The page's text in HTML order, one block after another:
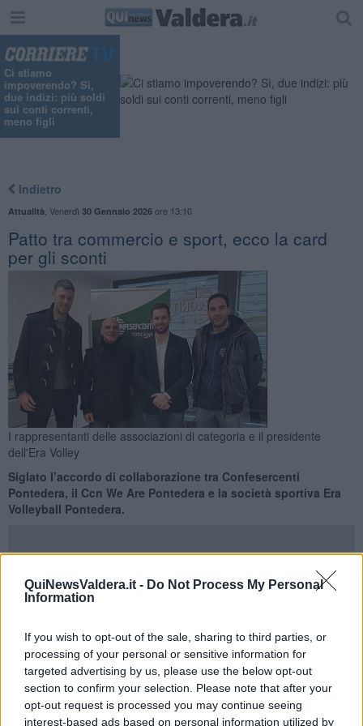
QuiNewsValdera.it - Do Not Process My Personal
Information
If you wish to opt-out of the sale, sharing to third parties, or
processing of your personal or sensitive information for
targeted advertising by us, please use the below opt-out
section to confirm your selection. Please note that after your
opt-out request is processed you may continue seeing
interest-based ads based on personal information utilized by
Ci stiamo
impoverendo? Sì,
due indizi: più soldi
sui conti correnti,
meno figli
Indietro
Attualità Venerdì 30 Gennaio 2026ore 13:10
Patto tra commercio e sport, ecco la card
per gli sconti
I rappresentanti delle associazioni di categoria e il presidente
dell'Era Volley
Siglato l’accordo di collaborazione tra Confesercenti
Pontedera, il Ccn We Are Pontedera e la società sportiva Era
Volleyball Pontedera.
che ne potranno usufruire presentando l’ Era Volleyball Card. È
stato ufficialmentesiglato l’accordo di collaborazione tra
Confesercenti Pontedera, il Ccn We Are Pontedera e la società
sportiva Era Volleyball Pontedera.
Un progetto che unisce sport e commercio, rafforzando il legame